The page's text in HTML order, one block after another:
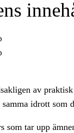
av
idrott som
som tar upp